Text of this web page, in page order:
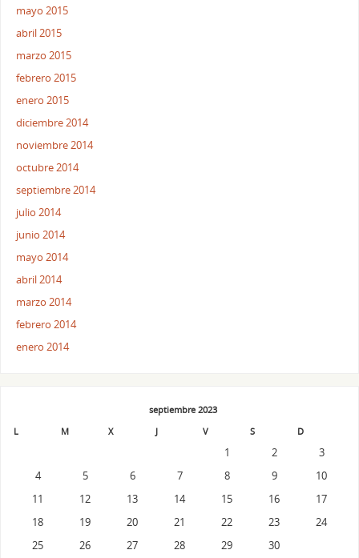
mayo 2015
abril 2015
marzo 2015
febrero 2015
enero 2015
diciembre 2014
noviembre 2014
octubre 2014
septiembre 2014
julio 2014
junio 2014
mayo 2014
abril 2014
marzo 2014
febrero 2014
enero 2014
septiembre 2023
L
M X J V S D
1 2
3
4
5 6 7 8 9
10
11
12 13 14 15 16
17
18
19 20 21 22 23
24
25
26 27 28 29
30